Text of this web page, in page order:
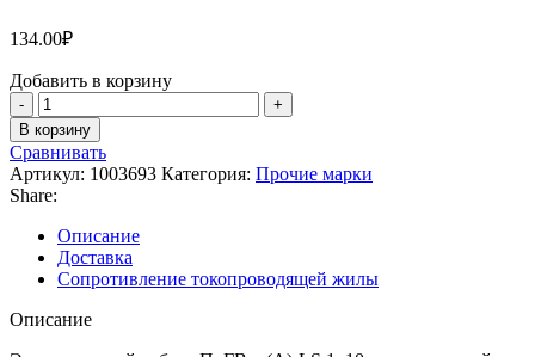
134.00₽
Добавить в корзину
В корзину
Сравнивать
Артикул: 1003693 Категория: Прочие марки
Share:
Описание
Доставка
Сопротивление токопроводящей жилы
Описание